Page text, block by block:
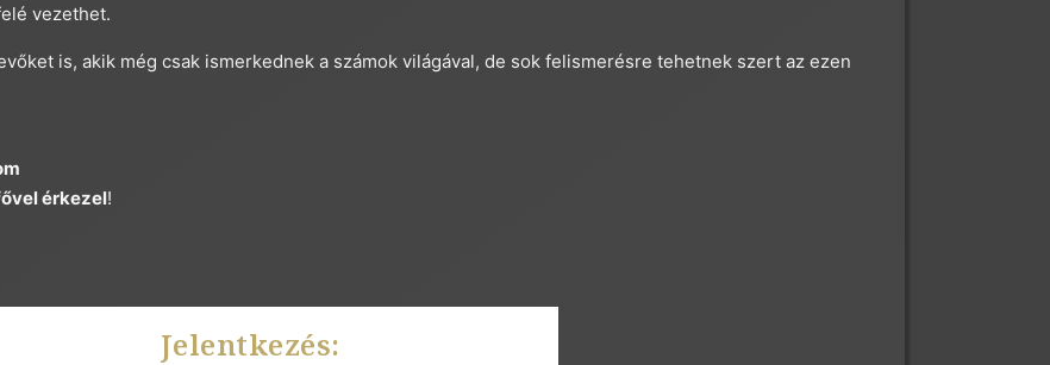
vezethet.
is, akik még csak ismerkednek a számok világával, de sok felismerésre tehetnek szert az ezen
érkezel!
Jelentkezés: